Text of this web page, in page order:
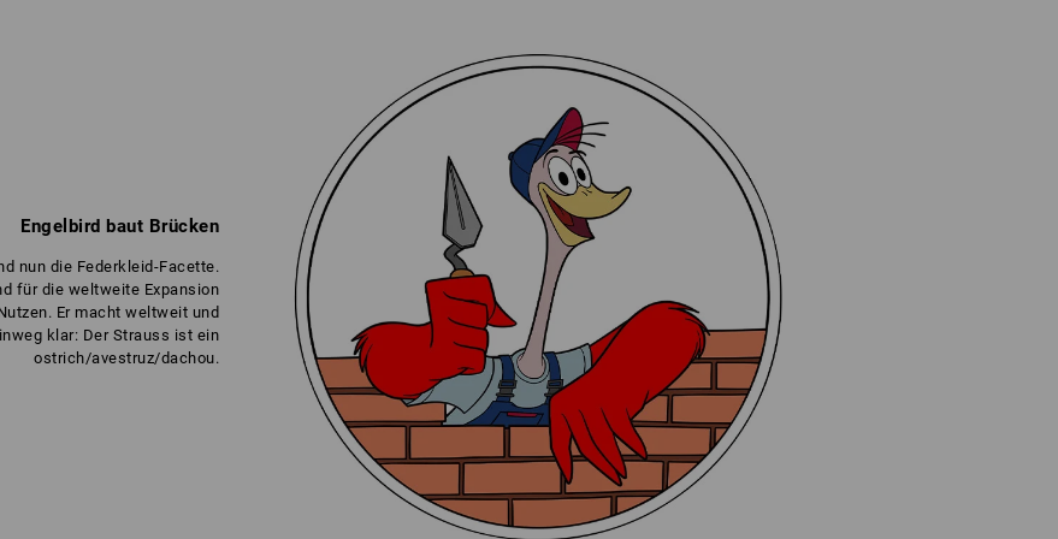
Engelbird baut Brücken
nun die Federkleid-Facette.
für die weltweite Expansion
Er macht weltweit und
klar: Der Strauss ist ein
ostrich/avestruz/dachou.